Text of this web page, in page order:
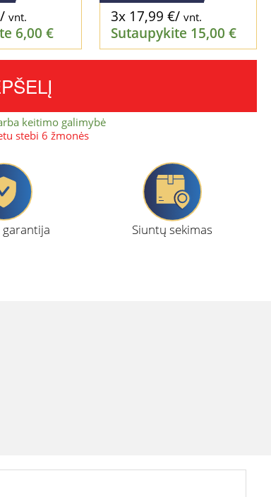
/ vnt.
6,00 €
3x 17,99 €/ vnt.
Sutaupykite 15,00 €
keitimo galimybė
stebi 6 žmonės
garantija Siuntų sekimas